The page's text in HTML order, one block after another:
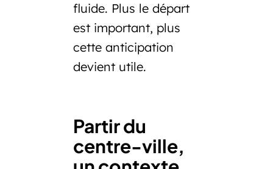
fluide. Plus le départ
est important, plus
cette anticipation
devient utile.
Partir du
centre-ville,